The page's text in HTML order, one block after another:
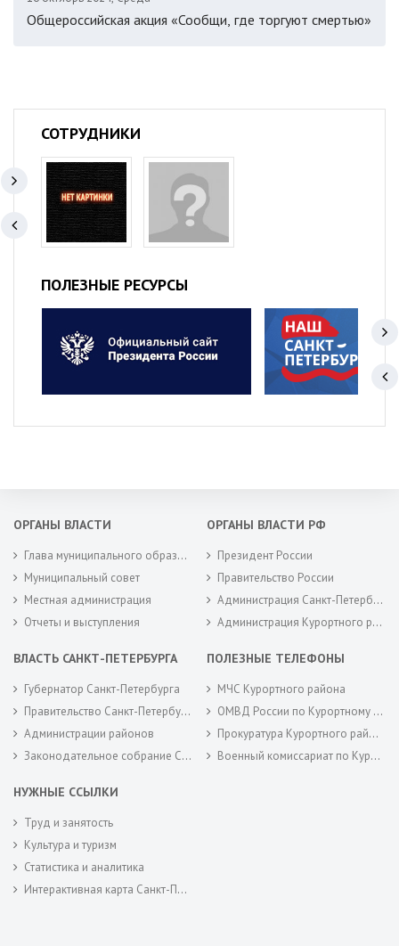
Общероссийская акция «Сообщи, где торгуют смертью»
СОТРУДНИКИ
ПОЛЕЗНЫЕ РЕСУРСЫ
ОРГАНЫ ВЛАСТИ
Глава муниципального образования
Муниципальный совет
Местная администрация
Отчеты и выступления
ОРГАНЫ ВЛАСТИ РФ
Президент России
Правительство России
Администрация Санкт-Петербурга
Администрация Курортного района Санкт-Петербурга
ВЛАСТЬ САНКТ-ПЕТЕРБУРГА
Губернатор Санкт-Петербурга
Правительство Санкт-Петербурга
Администрации районов
Законодательное собрание Санкт-Петербурга
ПОЛЕЗНЫЕ ТЕЛЕФОНЫ
МЧС Курортного района
ОМВД России по Курортному району
Прокуратура Курортного района
Военный комиссариат по Курортному районам города Санкт-Петербурга
НУЖНЫЕ ССЫЛКИ
Труд и занятость
Культура и туризм
Статистика и аналитика
Интерактивная карта Санкт-Петербурга